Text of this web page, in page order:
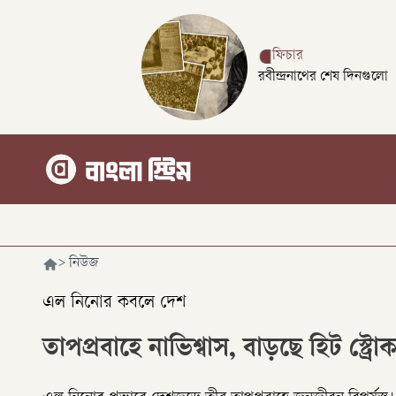
ফিচার
রবীন্দ্রনাথের শেষ দিনগুলো
> নিউজ
এল নিনোর কবলে দেশ
তাপপ্রবাহে নাভিশ্বাস, বাড়ছে হিট স্ট্রোক